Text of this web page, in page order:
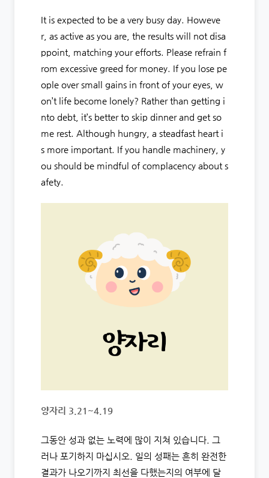
It is expected to be a very busy day. Howeve
r, as active as you are, the results will not disa
ppoint, matching your efforts. Please refrain f
rom excessive greed for money. If you lose pe
ople over small gains in front of your eyes, w
on’t life become lonely? Rather than getting i
nto debt, it’s better to skip dinner and get so
me rest. Although hungry, a steadfast heart i
s more important. If you handle machinery, y
ou should be mindful of complacency about s
afety.
양자리 3.21~4.19
그동안 성과 없는 노력에 많이 지쳐 있습니다. 그
러나 포기하지 마십시오. 일의 성패는 흔히 완전한
결과가 나오기까지 최선을 다했는지의 여부에 달